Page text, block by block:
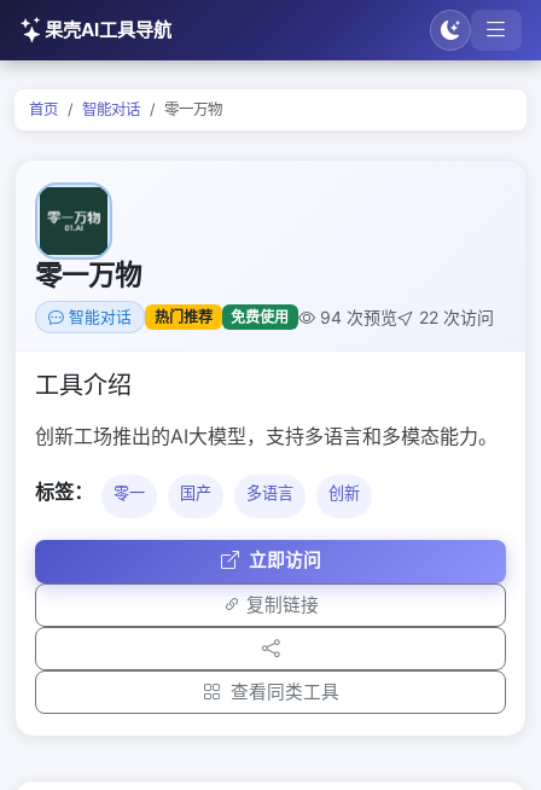
果壳AI工具导航
首页 智能对话 零一万物
零一万物
智能对话 热门推荐 免费使用 94 次预览 22 次访问
工具介绍
创新工场推出的AI大模型，支持多语言和多模态能力。
标签： 零一 国产 多语言 创新
立即访问
复制链接
查看同类工具